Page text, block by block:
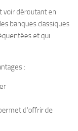
voir déroutant en
banques classiques
et qui
:
d’offrir de